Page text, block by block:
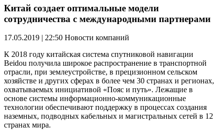
Китай создает оптимальные модели
сотрудничества с международными партнерами
17.05.2019 | 22:50 Новости компаний
К 2018 году китайская система спутниковой навигации
Beidou получила широкое распространение в транспортной
отрасли, при землеустройстве, в прецизионном сельском
хозяйстве и других сферах в более чем 30 странах и регионах,
охватываемых инициативой «Пояс и путь». Лежащие в
основе системы информационно-коммуникационные
технологии обеспечивают поддержку в процессах создания
наземных, подводных кабельных и магистральных сетей в 12
странах мира.